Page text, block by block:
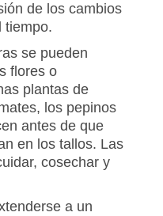
de los cambios
tiempo.
se pueden
flores o
plantas de
los pepinos
antes de que
en los tallos. Las
cosechar y
a un